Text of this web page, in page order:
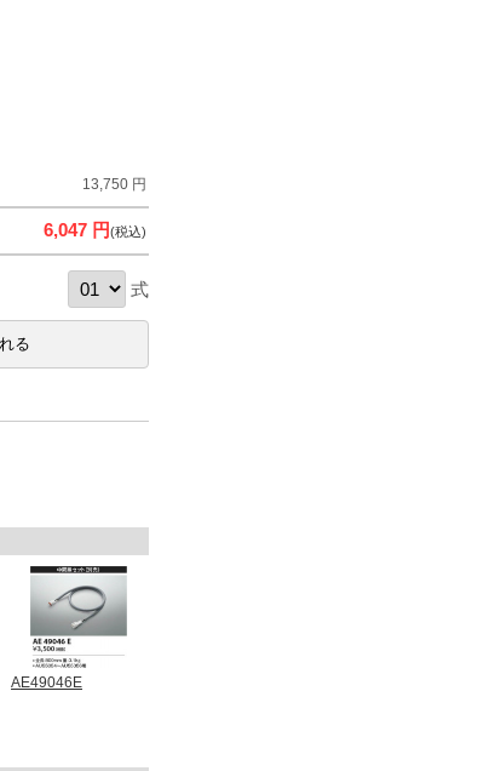
13,750 円
6,047 円(税込)
式
AE49046E